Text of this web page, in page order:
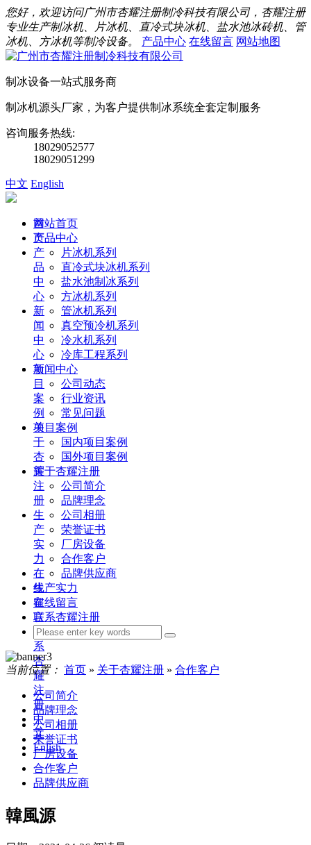
您好，欢迎访问广州市杏耀注册制冷科技有限公司，杏耀注册
专业生产制冰机、片冰机、直冷式块冰机、盐水池冰砖机、管
冰机、方冰机等制冷设备。
产品中心 在线留言 网站地图
制冰设备一站式服务商
制冰机源头厂家，为客户提供制冰系统全套定制服务
咨询服务热线:
18029052577
18029051299
中文 English
首
页
产
品
中
心
新
闻
中
心
项
目
案
例
关
于
杏
耀
注
册
生
产
实
力
在
线
留
言
联
系
杏
耀
注
册
中
文
Enlish
网站首页
产品中心
片冰机系列
直冷式块冰机系列
盐水池制冰系列
方冰机系列
管冰机系列
真空预冷机系列
冷水机系列
冷库工程系列
新闻中心
公司动态
行业资讯
常见问题
项目案例
国内项目案例
国外项目案例
关于杏耀注册
公司简介
品牌理念
公司相册
荣誉证书
厂房设备
合作客户
品牌供应商
生产实力
在线留言
联系杏耀注册
当前位置： 首页 » 关于杏耀注册 » 合作客户
公司简介
品牌理念
公司相册
荣誉证书
厂房设备
合作客户
品牌供应商
韓風源